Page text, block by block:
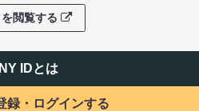
閲覧する
IDとは
録・ログインする